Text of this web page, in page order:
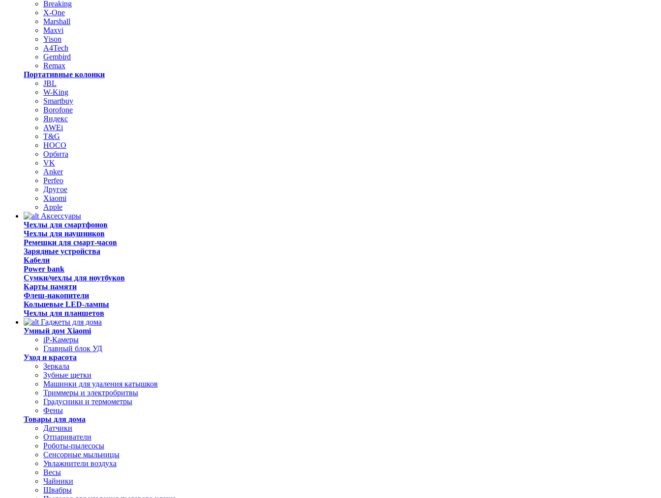
Breaking
X-One
Marshall
Maxvi
Yison
A4Tech
Gembird
Remax
Портативные колонки
JBL
W-King
Smartbuy
Borofone
Яндекс
AWEi
T&G
HOCO
Орбита
VK
Anker
Perfeo
Другое
Xiaomi
Apple
Аксессуары
Чехлы для смартфонов
Чехлы для наушников
Ремешки для смарт-часов
Зарядные устройства
Кабели
Power bank
Сумки/чехлы для ноутбуков
Карты памяти
Флеш-накопители
Кольцевые LED-лампы
Чехлы для планшетов
Гаджеты для дома
Умный дом Xiaomi
iP-Камеры
Главный блок УД
Уход и красота
Зеркала
Зубные щетки
Машинки для удаления катышков
Триммеры и электробритвы
Градусники и термометры
Фены
Товары для дома
Датчики
Отпариватели
Роботы-пылесосы
Сенсорные мыльницы
Увлажнители воздуха
Весы
Чайники
Швабры